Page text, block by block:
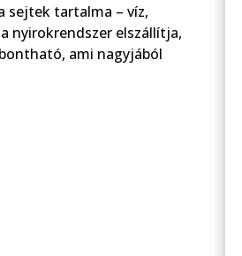
sejtek tartalma – víz,
nyirokrendszer elszállítja,
ami nagyjából